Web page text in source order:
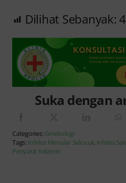
Dilihat Sebanyak:
Suka dengan
Categories: Ginekologi
Tags: Infeksi Menular Seksual, Infeksi
Penyakit Kelamin